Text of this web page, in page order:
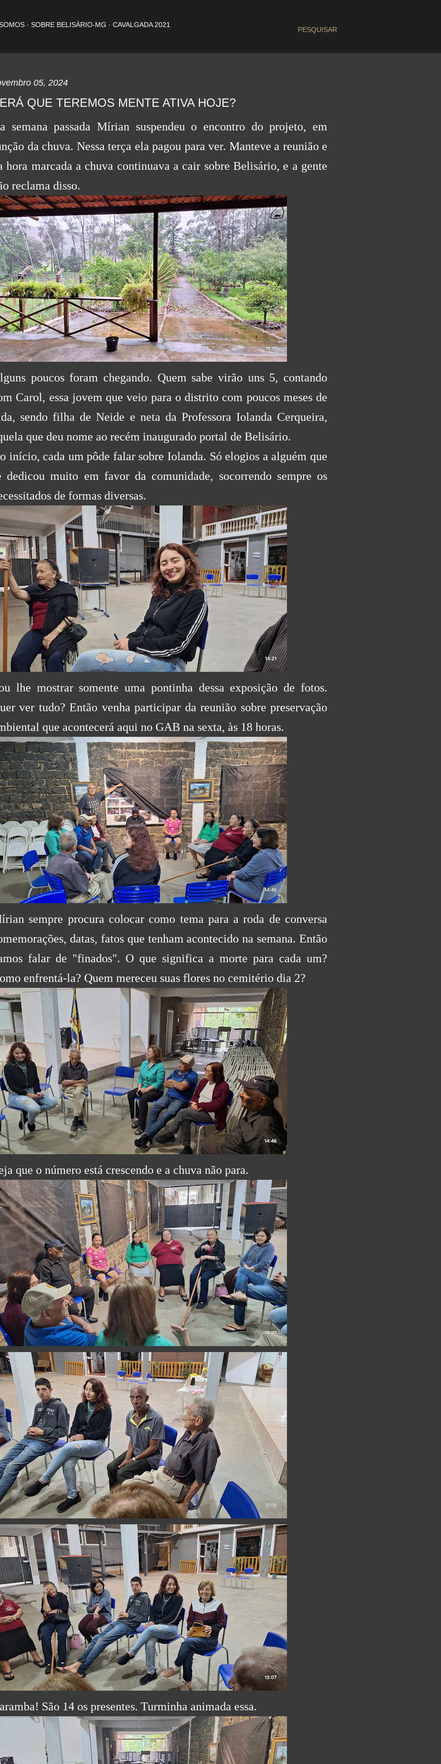
PESQUISAR
SOBRE BELISÁRIO-MG CAVALGADA 2021
05, 2024
QUE TEREMOS MENTE ATIVA HOJE?
semana passada Mírian suspendeu o encontro do projeto, em
da chuva. Nessa terça ela pagou para ver. Manteve a reunião e
hora marcada a chuva continuava a cair sobre Belisário, e a gente
reclama disso.
poucos foram chegando. Quem sabe virão uns 5, contando
Carol, essa jovem que veio para o distrito com poucos meses de
sendo filha de Neide e neta da Professora Iolanda Cerqueira,
que deu nome ao recém inaugurado portal de Belisário.
início, cada um pôde falar sobre Iolanda. Só elogios a alguém que
dedicou muito em favor da comunidade, socorrendo sempre os
de formas diversas.
lhe mostrar somente uma pontinha dessa exposição de fotos.
ver tudo? Então venha participar da reunião sobre preservação
que acontecerá aqui no GAB na sexta, às 18 horas.
sempre procura colocar como tema para a roda de conversa
datas, fatos que tenham acontecido na semana. Então
falar de "finados". O que significa a morte para cada um?
enfrentá-la? Quem mereceu suas flores no cemitério dia 2?
que o número está crescendo e a chuva não para.
São 14 os presentes. Turminha animada essa.